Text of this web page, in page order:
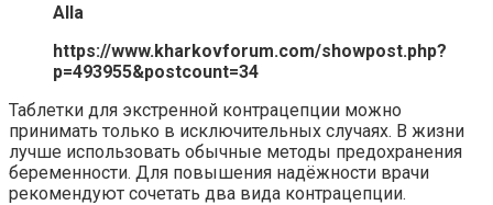
Alla
https://www.kharkovforum.com/showpost.php?
p=493955&postcount=34
Таблетки для экстренной контрацепции можно
принимать только в исключительных случаях. В жизни
лучше использовать обычные методы предохранения
беременности. Для повышения надёжности врачи
рекомендуют сочетать два вида контрацепции.